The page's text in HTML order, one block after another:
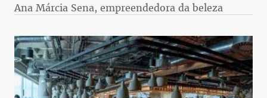
Ana Márcia Sena, empreendedora da beleza